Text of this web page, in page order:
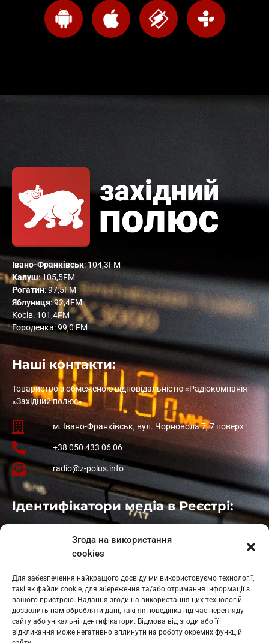
Згода на використання
cookies
Для забезпечення найкращого досвіду ми використовуємо технології,
такі як файли cookie, для збереження та/або отримання інформації з
вашого пристрою. Надання згоди на використання цих технологій
дозволить нам обробляти дані, такі як поведінка під час перегляду
сайту або унікальні ідентифікатори. Відмова від згоди або її
відкликання може негативно вплинути на роботу окремих функцій
Івано-Франківськ: 104,3FM
Калуш: 105,5FM
Рогатин: 97,5FM
Яблуниця: 92,4FM
Косів: 101,4FM
Городенка: 99,0 FM
Наші контакти:
Товариство з обмеженою відповідальністю «Радіокомпанія
«Західний полюс»
м. Івано-Франківськ, вул. Чорновола 7, 7 поверх
+38 050 433 06 06
radio@z-polus.info
Ідентифікатори медіа в Реєстрі:
: L11-01410
: L11-01801
Косів: L11-01805
Гарасимів: L11-02274